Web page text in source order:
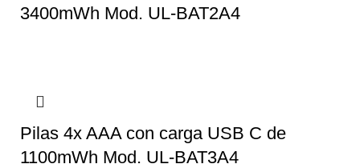
3400mWh Mod. UL-BAT2A4
Pilas 4x AAA con carga USB C de
1100mWh Mod. UL-BAT3A4